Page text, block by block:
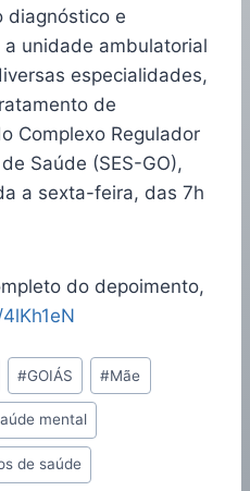
diagnóstico e
unidade ambulatorial
especialidades,
de
Complexo Regulador
Saúde (SES-GO),
a sexta-feira, das 7h
do depoimento,
#GOIÁS #Mãe
mental
de saúde